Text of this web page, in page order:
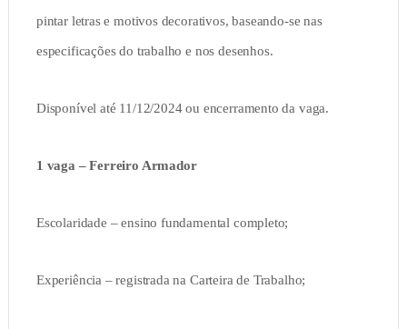
pintar letras e motivos decorativos, baseando-se nas
especificações do trabalho e nos desenhos.
Disponível até 11/12/2024 ou encerramento da vaga.
1 vaga – Ferreiro Armador
Escolaridade – ensino fundamental completo;
Experiência – registrada na Carteira de Trabalho;